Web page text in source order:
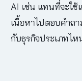
AI เช่น แทนที่จะใช้
เนื้อหาไปตอบคำถา
กับธุรกิจประเภทไห